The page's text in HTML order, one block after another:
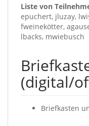
Liste von
epuchert, jluzay,
fweinekötter,
lbacks, mwiebusch
(digital/
Briefkasten